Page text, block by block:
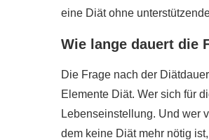
eine Diät ohne
Wie lange dauert die
Die Frage nach der
Elemente Diät. Wer sich für
Lebenseinstellung. Und wer
dem keine Diät mehr nötig